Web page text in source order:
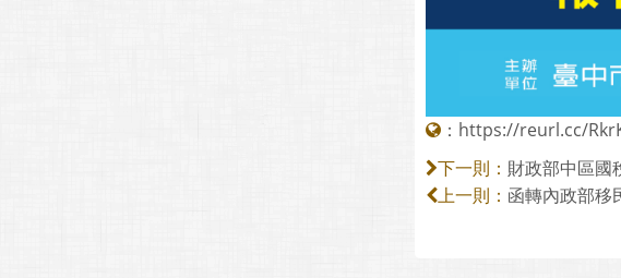
： https://reurl.cc/
下一則： 財政部中區國
上一則： 函轉內政部移